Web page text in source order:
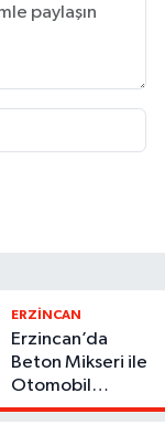
ERZİNCAN
Erzincan’da
Beton Mikseri ile
Otomobil
Çarpıştı